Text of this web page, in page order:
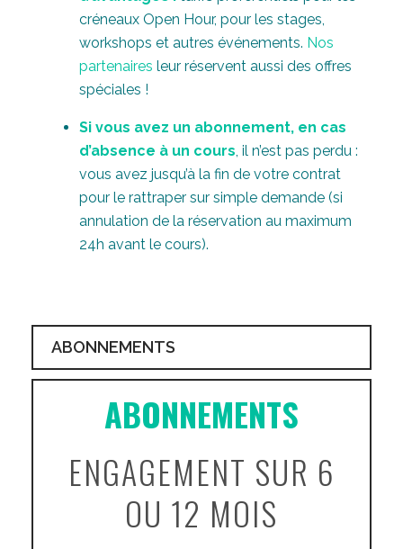
créneaux Open Hour, pour les stages,
workshops et autres événements. Nos
partenaires leur réservent aussi des offres
spéciales !
Si vous avez un abonnement, en cas
d’absence à un cours, il n’est pas perdu :
vous avez jusqu’à la fin de votre contrat
pour le rattraper sur simple demande (si
annulation de la réservation au maximum
24h avant le cours).
ABONNEMENTS
ABONNEMENTS
ENGAGEMENT SUR 6
OU 12 MOIS